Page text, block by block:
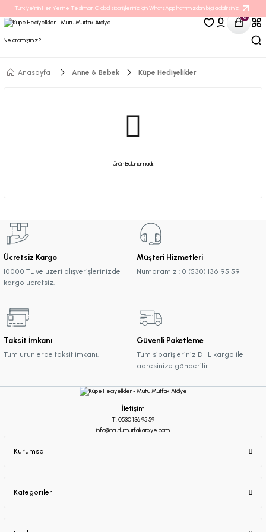
Türkiye’nin Her Yerine Teslimat. Global siparişleriniz için WhatsApp hattımızdan bilgi alabilirsiniz.
0
Anasayfa Anne & Bebek Küpe Hediyelikler
Ürün Bulunamadı.
Ücretsiz Kargo
10000 TL ve üzeri alışverişlerinizde
kargo ücretsiz.
Müşteri Hizmetleri
Numaramız : 0 (530) 136 95 59
Taksit İmkanı
Tüm ürünlerde taksit imkanı.
Güvenli Paketleme
Tüm siparişleriniz DHL kargo ile
adresinize gönderilir.
İletişim
T: 0530 136 95 59
info@mutlumutfakatolye.com
Kurumsal
Kategoriler